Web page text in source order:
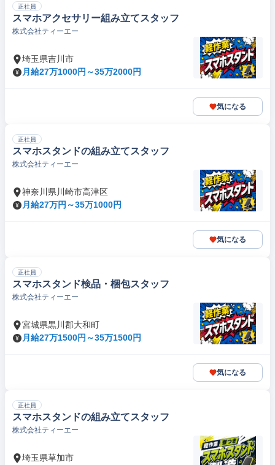
正社員
スマホアクセサリー組み立てスタッフ
株式会社ティーエー
埼玉県吉川市
月給27万1000円～35万2000円
気になる
正社員
スマホスタンドの組み立てスタッフ
株式会社ティーエー
神奈川県川崎市高津区
月給27万円～35万1000円
気になる
正社員
スマホスタンド検品・梱包スタッフ
株式会社ティーエー
宮城県黒川郡大和町
月給27万1500円～35万1500円
気になる
正社員
スマホスタンドの組み立てスタッフ
株式会社ティーエー
埼玉県草加市